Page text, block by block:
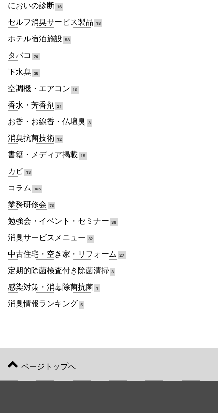
においの診断 16
セルフ消臭サービス製品 18
ホテル宿泊施設 58
タバコ 76
下水臭 36
空調機・エアコン 10
香水・芳香剤 21
お香・お線香・仏壇臭 3
消臭抗菌技術 12
書籍・メディア掲載 15
カビ 13
コラム 105
業務研修会 70
勉強会・イベント・セミナー 39
消臭サービスメニュー 32
中古住宅・空き家・リフォーム 27
定期的除菌検査付き除菌清掃 3
感染対策・消毒除菌抗菌 1
消臭情報ランキング 5
ページトップへ